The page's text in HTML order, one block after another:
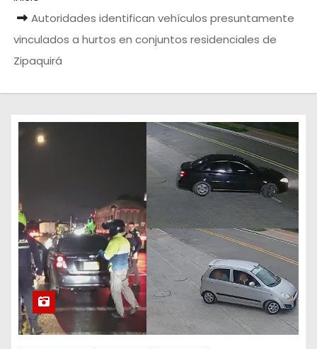
Autoridades identifican vehículos presuntamente
vinculados a hurtos en conjuntos residenciales de
Zipaquirá